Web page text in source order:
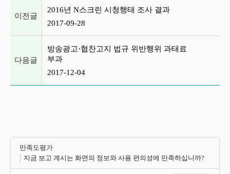
이전글
2016년 N스크린 시청행태 조사 결과
2017-09-28
다음글
방송광고·협찬고지 법규 위반행위 과태료
부과
2017-12-04
만족도평가
지금 보고 계시는 화면의 정보와 사용 편의성에 만족하십니까?